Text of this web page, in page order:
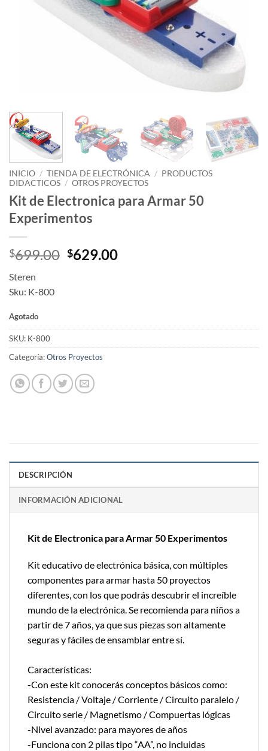
INICIO / TIENDA DE ELECTRÓNICA / PRODUCTOS
DIDACTICOS / OTROS PROYECTOS
Kit de Electronica para Armar 50
Experimentos
$699.00 Original
$629.00Current
Steren
Sku: K-800
Agotado
SKU: K-800
Categoría:Otros Proyectos
DESCRIPCIÓN
INFORMACIÓN ADICIONAL
Kit de Electronica para Armar 50 Experimentos
Kit educativo de electrónica básica, con múltiples
componentes para armar hasta 50 proyectos
diferentes, con los que podrás descubrir el increíble
mundo de la electrónica. Se recomienda para niños a
partir de 7 años, ya que sus piezas son altamente
seguras y fáciles de ensamblar entre sí.
Características:
-Con este kit conocerás conceptos básicos como:
Resistencia / Voltaje / Corriente / Circuito paralelo /
Circuito serie / Magnetismo / Compuertas lógicas
-Nivel avanzado: para mayores de años
-Funciona con 2 pilas tipo “AA”, no incluidas